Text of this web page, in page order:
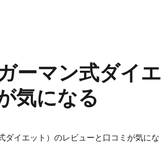
ーマン式ダイエ
気になる
ダイエット）のレビューと口コミが気にな